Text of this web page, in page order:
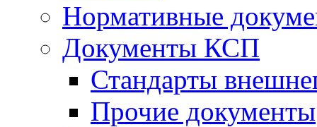
Нормативные
Документы КСП
Стандарты
Прочие документы